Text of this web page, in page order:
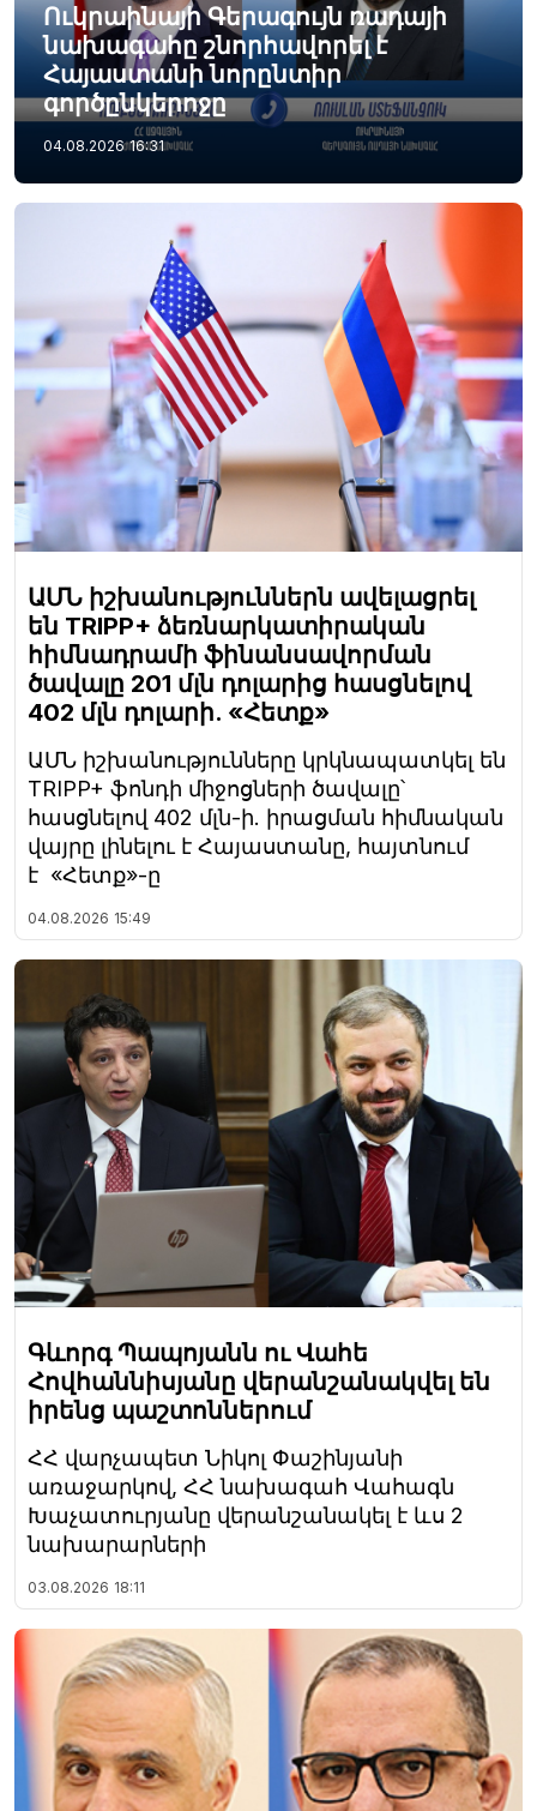
Ուկրաինայի Գերագույն ռադայի
նախագահը շնորհավորել է
Հայաստանի նորընտիր
գործընկերոջը
04.08.2026 16:31
ԱՄՆ իշխանություններն ավելացրել
են TRIPP+ ձեռնարկատիրական
հիմնադրամի ֆինանսավորման
ծավալը 201 մլն դոլարից հասցնելով
402 մլն դոլարի. «Հետք»
ԱՄՆ իշխանությունները կրկնապատկել են
TRIPP+ ֆոնդի միջոցների ծավալը՝
հասցնելով 402 մլն-ի. իրացման հիմնական
վայրը լինելու է Հայաստանը, հայտնում
է «Հետք»-ը
04.08.2026 15:49
Գևորգ Պապոյանն ու Վահե
Հովհաննիսյանը վերանշանակվել են
իրենց պաշտոններում
ՀՀ վարչապետ Նիկոլ Փաշինյանի
առաջարկով, ՀՀ նախագահ Վահագն
Խաչատուրյանը վերանշանակել է ևս 2
նախարարների
03.08.2026 18:11